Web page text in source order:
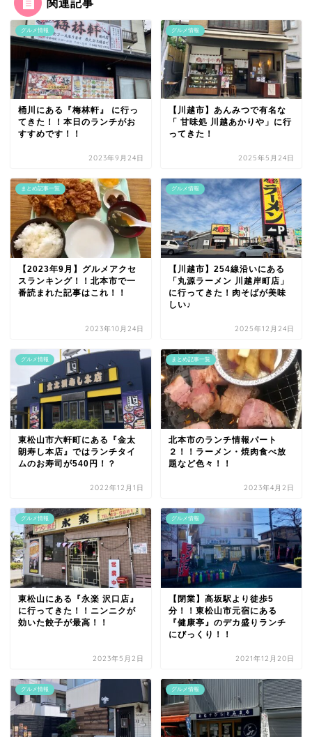
グルメ情報
桶川にある『梅林軒』 に行っ
てきた！！本日のランチがお
すすめです！！
2023年9月24日
グルメ情報
【川越市】あんみつで有名な
「 甘味処 川越あかりや」に行
ってきた！
2025年5月24日
まとめ記事一覧
【2023年9月】グルメアクセ
スランキング！！北本市で一
番読まれた記事はこれ！！
2023年10月24日
グルメ情報
【川越市】254線沿いにある
「丸源ラーメン 川越岸町店」
に行ってきた！肉そばが美味
しい♪
2025年12月24日
グルメ情報
東松山市六軒町にある『金太
朗寿し本店』ではランチタイ
ムのお寿司が540円！？
2022年12月1日
まとめ記事一覧
北本市のランチ情報パート
２！！ラーメン・焼肉食べ放
題など色々！！
2023年4月2日
グルメ情報
東松山にある『永楽 沢口店』
に行ってきた！！ニンニクが
効いた餃子が最高！！
2023年5月2日
グルメ情報
【閉業】高坂駅より徒歩5
分！！東松山市元宿にある
『健康亭』のデカ盛りランチ
にびっくり！！
2021年12月20日
グルメ情報 グルメ情報